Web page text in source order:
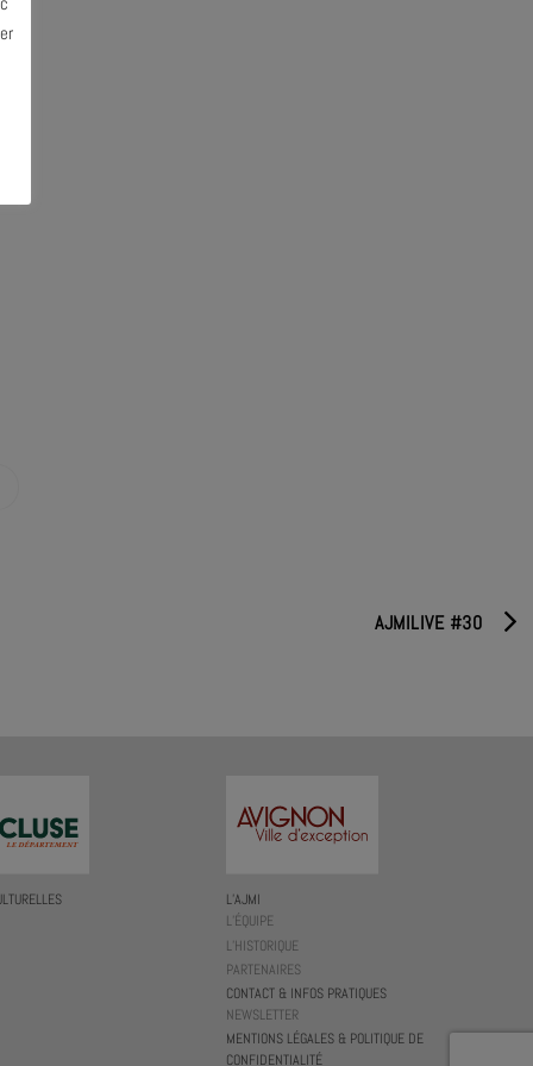
AJMILIVE #30
L’AJMI
L’ÉQUIPE
L’HISTORIQUE
PARTENAIRES
CONTACT & INFOS PRATIQUES
NEWSLETTER
MENTIONS LÉGALES & POLITIQUE DE
CONFIDENTIALITÉ